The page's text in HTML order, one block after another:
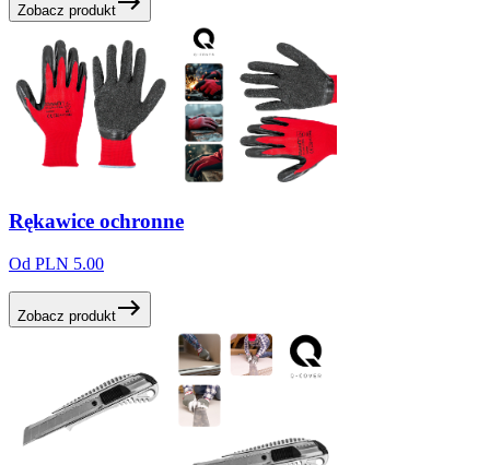
Zobacz produkt
Rękawice ochronne
Od PLN 5.00
Zobacz produkt